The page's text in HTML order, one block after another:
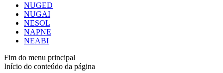
NUGED
NUGAI
NESOL
NAPNE
NEABI
Fim do menu principal
Início do conteúdo da página